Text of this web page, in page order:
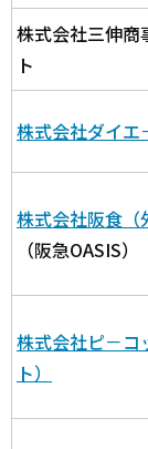
株式会社三伸商
ト
株式会社ダイエ
株式会社阪食（
（阪急OASIS）
株式会社ピ－コ
ト）